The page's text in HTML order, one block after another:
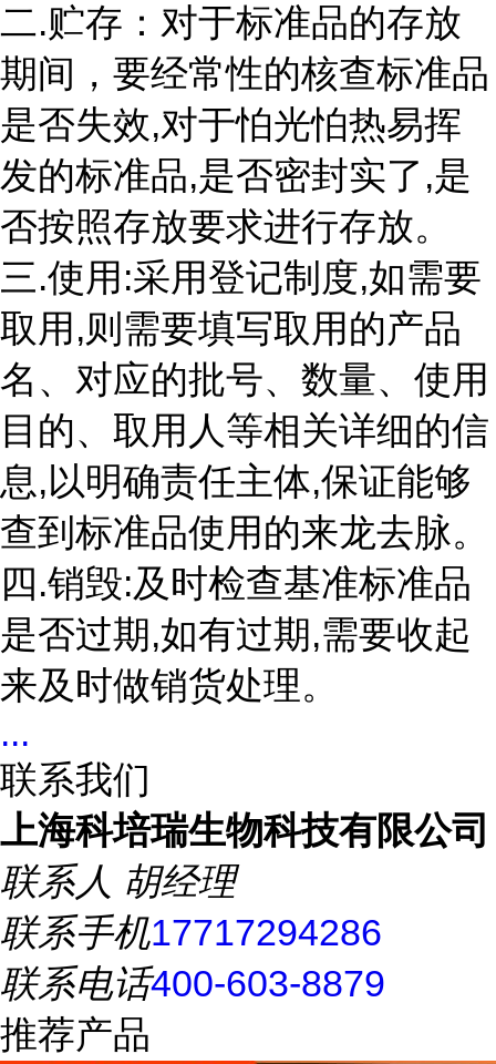
二.贮存：对于标准品的存放
期间，要经常性的核查标准品
是否失效,对于怕光怕热易挥
发的标准品,是否密封实了,是
否按照存放要求进行存放。
三.使用:采用登记制度,如需要
取用,则需要填写取用的产品
名、对应的批号、数量、使用
目的、取用人等相关详细的信
息,以明确责任主体,保证能够
查到标准品使用的来龙去脉。
四.销毁:及时检查基准标准品
是否过期,如有过期,需要收起
来及时做销货处理。
...
联系我们
上海科培瑞生物科技有限公司
联系人 胡经理
联系手机17717294286
联系电话400-603-8879
推荐产品